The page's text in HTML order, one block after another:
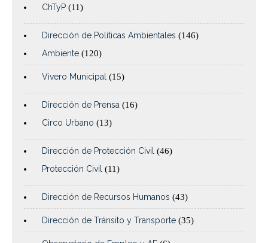
ChTyP (11)
Dirección de Políticas Ambientales (146)
Ambiente (120)
Vivero Municipal (15)
Dirección de Prensa (16)
Circo Urbano (13)
Dirección de Protección Civil (46)
Protección Civil (11)
Dirección de Recursos Humanos (43)
Dirección de Tránsito y Transporte (35)